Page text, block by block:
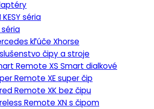
KESY séria
séria
kľúče Xhorse
čipy a stroje
Remote XS Smart dialkové
Remote XE super čip
Remote XK bez čipu
Remote XN s čipom